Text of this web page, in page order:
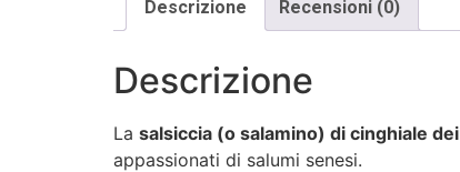
Descrizione Recensioni (0)
Descrizione
La salsiccia (o salamino) di cinghiale dei
appassionati di salumi senesi.